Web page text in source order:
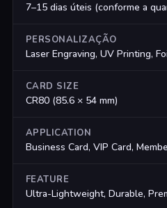
7–15 dias úteis (conforme a
PERSONALIZAÇÃO
Laser Engraving, UV Printing,
CARD SIZE
CR80 (85.6 × 54 mm)
APPLICATION
Business Card, VIP Card,
FEATURE
Ultra-Lightweight, Durable,